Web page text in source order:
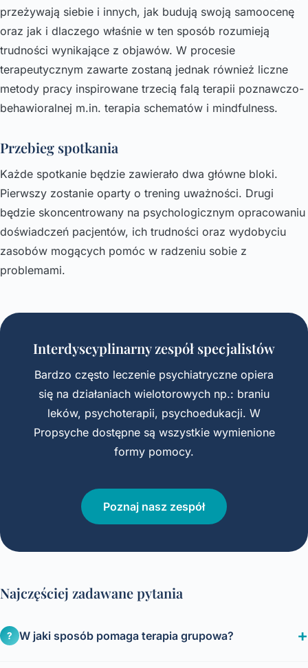
przeżywają siebie i innych, jak budują swoją samoocenę
oraz jak i dlaczego właśnie w ten sposób rozumieją
trudności wynikające z objawów. W procesie
terapeutycznym zawarte zostaną jednak również liczne
metody pracy inspirowane trzecią falą terapii poznawczo-
behawioralnej m.in. terapia schematów i mindfulness.
Przebieg spotkania
Każde spotkanie będzie zawierało dwa główne bloki.
Pierwszy zostanie oparty o trening uważności. Drugi
będzie skoncentrowany na psychologicznym opracowaniu
doświadczeń pacjentów, ich trudności oraz wydobyciu
zasobów mogących pomóc w radzeniu sobie z
problemami.
Interdyscyplinarny zespół specjalistów
Bardzo często leczenie psychiatryczne opiera
się na działaniach wielotorowych np.: braniu
leków, psychoterapii, psychoedukacji. W
Propsyche dostępne są wszystkie wymienione
formy pomocy.
Poznaj nasz zespół
Najczęściej zadawane pytania
? W jaki sposób pomaga terapia grupowa?